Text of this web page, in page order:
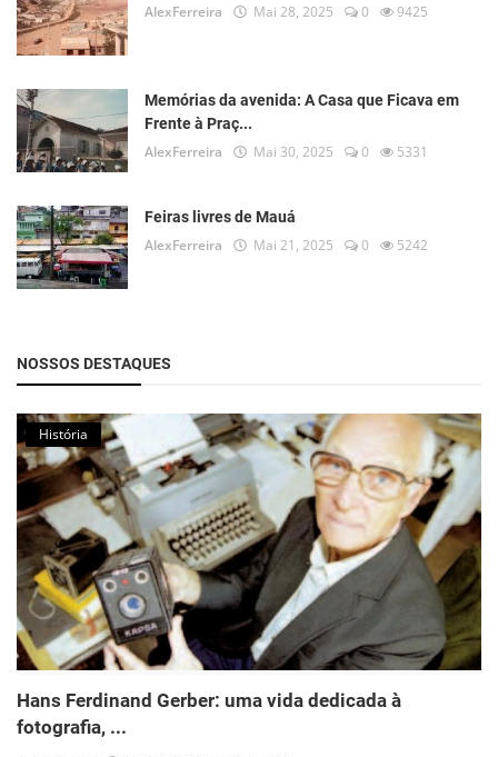
AlexFerreira Mai 28, 2025 0 9425
Memórias da avenida: A Casa que Ficava em
Frente à Praç...
AlexFerreira Mai 30, 2025 0 5331
Feiras livres de Mauá
AlexFerreira Mai 21, 2025 0 5242
NOSSOS DESTAQUES
História
Hans Ferdinand Gerber: uma vida dedicada à
fotografia, ...